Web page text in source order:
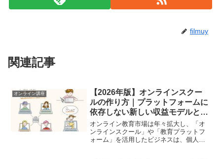
filmuy
関連記事
オンライン講座
【2026年版】オンラインスクー
ルの作り方｜プラットフォームに
依存しない新しい収益モデルと
は？
オンライン教育市場は年々拡大し、「オ
ンラインスクール」や「教育プラットフ
ォーム」を活用したビジネスは、個人・